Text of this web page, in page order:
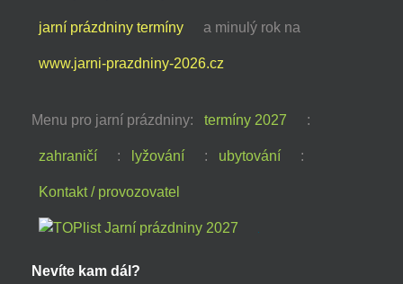
jarní prázdniny termíny a minulý rok na
www.jarni-prazdniny-2026.cz
Menu pro jarní prázdniny: termíny 2027 :
zahraničí : lyžování : ubytování :
Kontakt / provozovatel
Nevíte kam dál?